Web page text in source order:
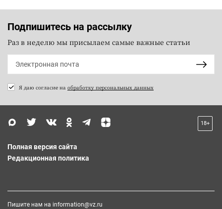
Подпишитесь на рассылку
Раз в неделю мы присылаем самые важные статьи
Я даю согласие на обработку персональных данных
18+
Полная версия сайта
Редакционная политика
Пишите нам на information@vz.ru